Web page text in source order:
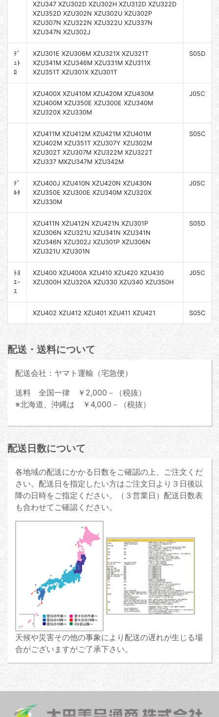
XZU347 XZU302D XZU302H XZU312D XZU322D
XZU352D XZU302N XZU302U XZU302P
XZU307N XZU322N XZU322U XZU337N
XZU347N XZU302J
ﾃﾞ
ｭﾄ
ﾛ
XZU301E XZU306M XZU321X XZU321T
XZU341M XZU346M XZU331M XZU311X
XZU351T XZU301X XZU301T
S05D
XZU400X XZU410M XZU420M XZU430M
XZU400M XZU350E XZU300E XZU340M
XZU320X XZU330M
J05C
XZU411M XZU412M XZU421M XZU401M
XZU402M XZU351T XZU307Y XZU302M
XZU302T XZU307M XZU322M XZU322T
XZU337 MXZU347M XZU342M
S05C
ﾃﾞ
ﾙﾀ
XZU400J XZU410N XZU420N XZU430N
XZU350E XZU300E XZU340M XZU320X
XZU330M
J05C
XZU411N XZU412N XZU421N XZU301P
XZU306N XZU321U XZU341N XZU341N
XZU346N XZU302J XZU301P XZU306N
XZU321U XZU301N
S05D
ﾄﾖ
ｴｰ
ｽ
XZU400 XZU400A XZU410 XZU420 XZU430
XZU300H XZU320A XZU330 XZU340 XZU350H
J05C
XZU402 XZU412 XZU401 XZU411 XZU421 S05C
配送・送料について
配送会社：ヤマト運輸（宅急便）
送料 全国一律 ￥2,000－（税抜）
※北海道、沖縄は ￥4,000－（税抜）
配送日数について
各地域の配送にかかる日数をご確認の上、ご注文くだ
さい。配送日を指定したい方はご注文日より３日後以
降の日時をご指定ください。（３営業日）配送日数表
も合わせてご確認ください。
天候や災害その他の事象により配送の遅れが生じる場
合がございますがご了承下さい。